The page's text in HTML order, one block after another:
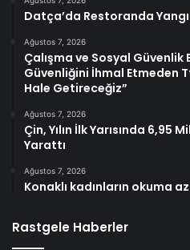
Datça’da Restoranda
Ağustos 7, 2026
Çalışma ve Sosyal Güvenlik
Güvenliğini İhmal Etmeden
Hale Getireceğiz”
Ağustos 7, 2026
Çin, Yılın İlk Yarısında 6,95
Yarattı
Ağustos 7, 2026
Konaklı kadınların okuma
Rastgele Haberler